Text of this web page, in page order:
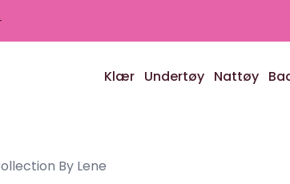
Klær Undertøy Nattøy
By Lene